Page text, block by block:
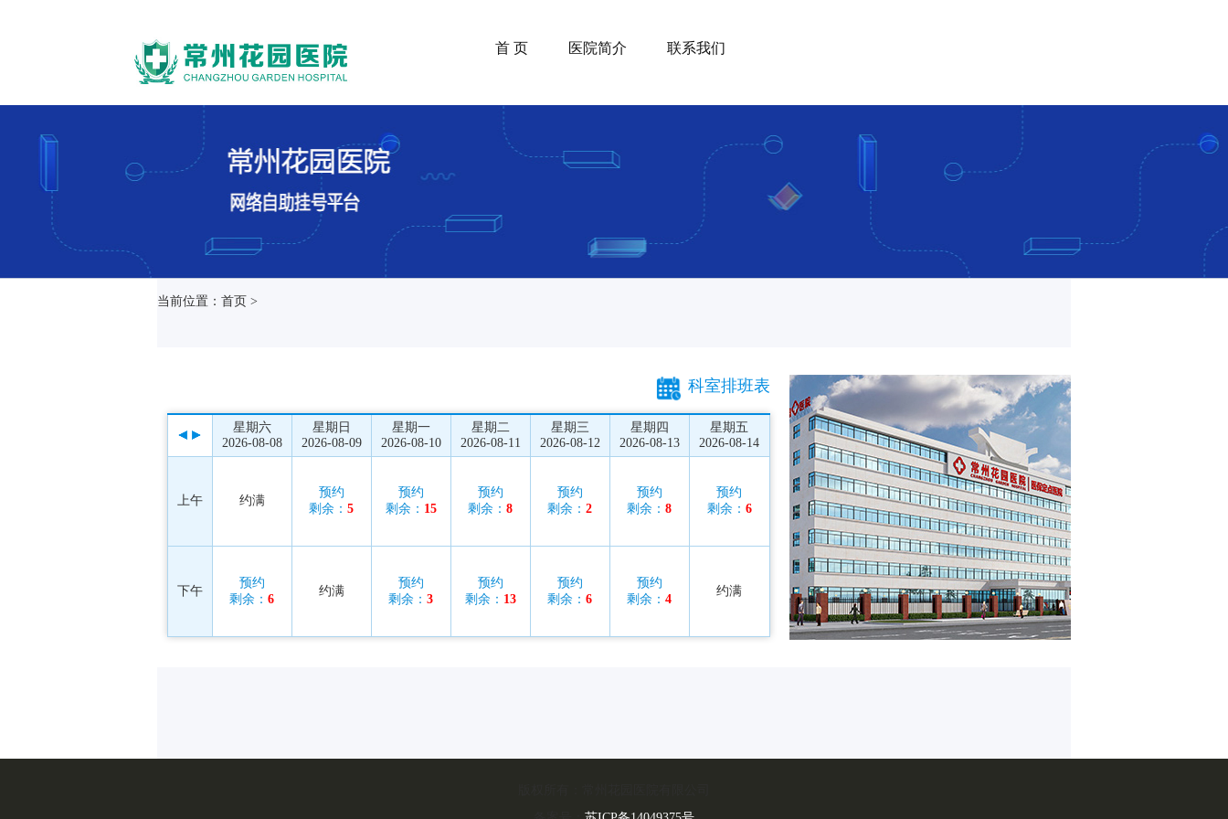
首 页 医院简介 联系我们
当前位置：首页 >
科室排班表
星期六
2026-08-08
星期日
2026-08-09
星期一
2026-08-10
星期二
2026-08-11
星期三
2026-08-12
星期四
2026-08-13
星期五
2026-08-14
上午 约满
预约
剩余： 5
预约
剩余： 15
预约
剩余： 8
预约
剩余： 2
预约
剩余： 8
预约
剩余： 6
下午
预约
剩余： 6
约满
预约
剩余： 3
预约
剩余： 13
预约
剩余： 6
预约
剩余： 4
约满